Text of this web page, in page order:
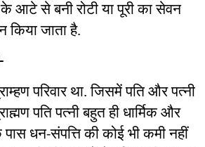
के आटे से बनी रोटी या पूरी का सेवन
किया जाता है.
-
परिवार था. जिसमें पति और पत्नी
पति पत्नी बहुत ही धार्मिक और
पास धन-संपत्ति की कोई भी कमी नहीं